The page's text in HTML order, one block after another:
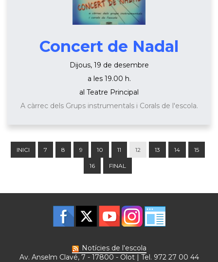
Concert de Nadal
Dijous, 19 de desembre
a les 19.00 h.
al Teatre Principal
A càrrec dels Grups instrumentals i Corals de l'escola.
INICI 7 8 9 10 11 12 13 14 15
16 FINAL
Notícies de l'escola
Av. Anselm Clavé, 7 - 17800 - Olot | Tel. 972 27 00 44